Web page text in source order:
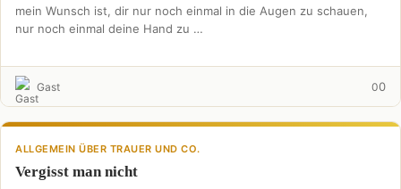
mein Wunsch ist, dir nur noch einmal in die Augen zu schauen,
nur noch einmal deine Hand zu …
Gast 00
ALLGEMEIN ÜBER TRAUER UND CO.
Vergisst man nicht